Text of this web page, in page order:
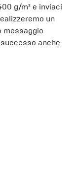
g/m² e inviaci
un
messaggio
anche